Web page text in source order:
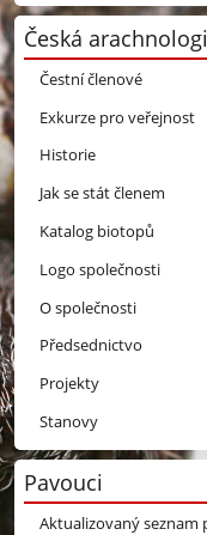
Česká
Čestní členové
Exkurze pro veřejnost
Historie
Jak se stát členem
Katalog biotopů
Logo společnosti
O společnosti
Předsednictvo
Projekty
Stanovy
Pavouci
Aktualizovaný seznam